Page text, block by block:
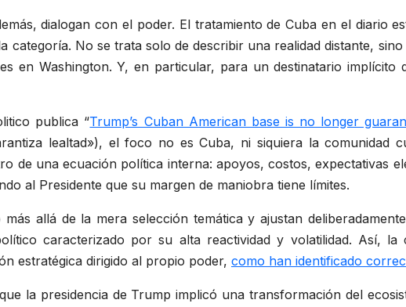
dialogan con el poder. El tratamiento de Cuba en el diario
categoría. No se trata solo de describir una realidad distante,
en Washington. Y, en particular, para un destinatario implícito
publica “Trump’s Cuban American base is no longer
lealtad»), el foco no es Cuba, ni siquiera la comunidad
de una ecuación política interna: apoyos, costos, expectativas
al Presidente que su margen de maniobra tiene límites.
allá de la mera selección temática y ajustan
caracterizado por su alta reactividad y volatilidad. Así, la
estratégica dirigido al propio poder, como han identificado
la presidencia de Trump implicó una transformación del